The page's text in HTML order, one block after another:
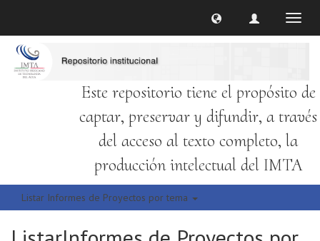
Este repositorio tiene el propósito de
captar, preservar y difundir, a través
del acceso al texto completo, la
producción intelectual del IMTA
Listar Informes de Proyectos por tema